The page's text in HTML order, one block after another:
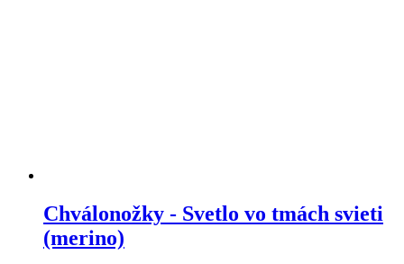
Chválonožky - Svetlo vo tmách svieti
(merino)